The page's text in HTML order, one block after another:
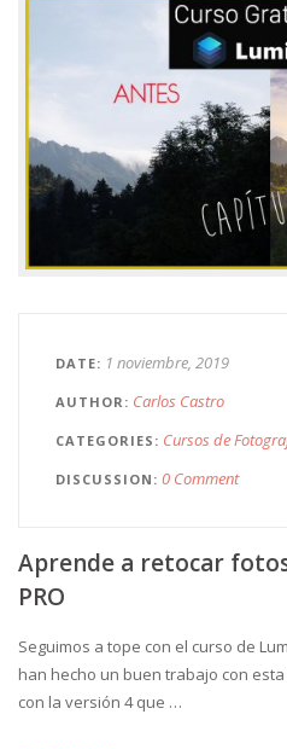
DATE 1 noviembre, 2019
AUTHOR Carlos Castro
CATEGORIES Cursos de
DISCUSSION 0 Comment
Aprende a retocar
PRO
Seguimos a tope con el curso de
han hecho un buen trabajo con
con la versión 4 que …